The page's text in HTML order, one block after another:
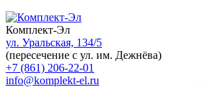
Комплект-Эл
ул. Уральская, 134/5
(пересечение с ул. им. Дежнёва)
+7 (861) 206-22-01
info@komplekt-el.ru